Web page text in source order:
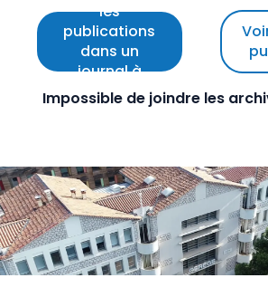
les
publications
dans un
journal à
comité de
Impossible de joindre les